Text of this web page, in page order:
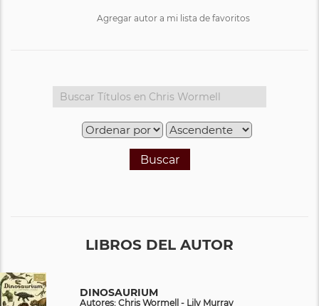
Agregar autor a mi lista de favoritos
Buscar
LIBROS DEL AUTOR
DINOSAURIUM
Autores: Chris Wormell - Lily Murray